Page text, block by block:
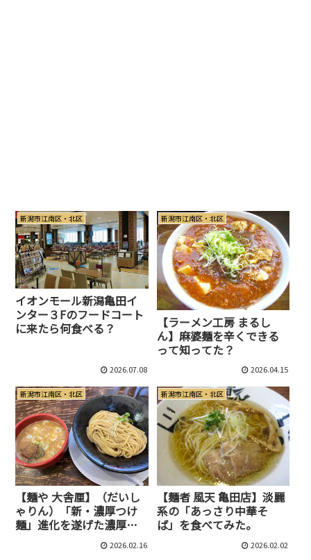
新潟市江南区・北区
イオンモール新潟亀田イ
ンター３Fのフードコート
に来たら何食べる？
2026.07.08
新潟市江南区・北区
【ラーメン工房 まるし
ん】麻婆麺を辛くできる
って知ってた？
2026.04.15
新潟市江南区・北区
【麺や 大舎厘】（だいし
ゃりん）「新・濃厚つけ
麺」進化を遂げた濃厚つ
2026.02.16
新潟市江南区・北区
【麺者 風天 亀田店】淡麗
系の「あっさり中華そ
ば」を食べてみた。
2026.02.02